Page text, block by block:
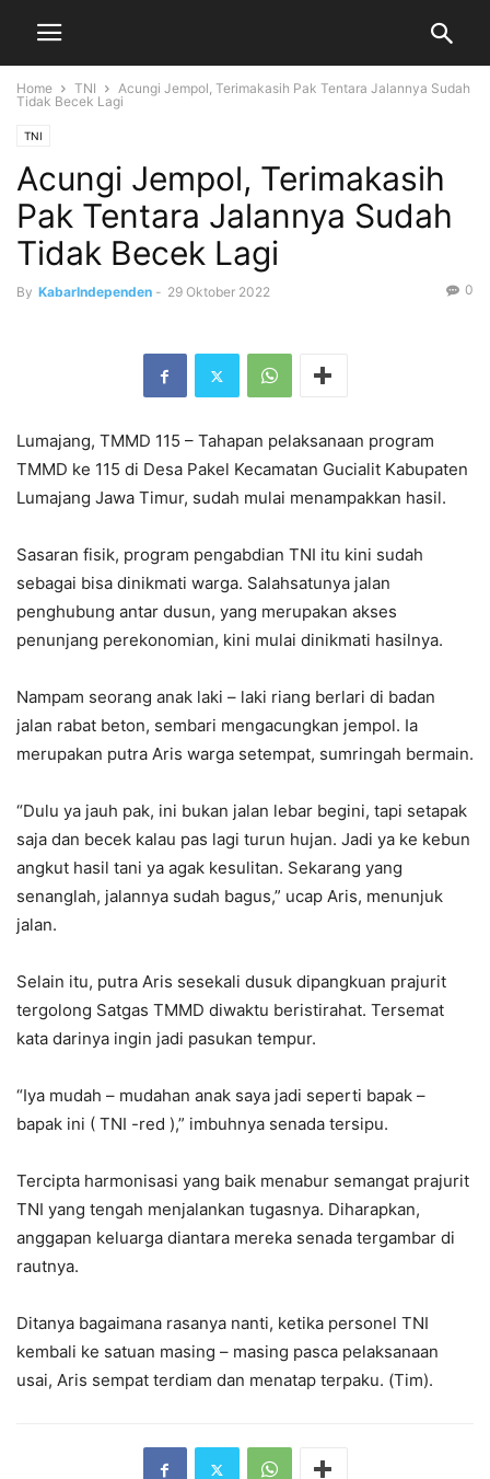
Home TNI
Acungi Jempol, Terimakasih Pak Tentara Jalannya Sudah
Tidak Becek Lagi
TNI
Acungi Jempol, Terimakasih
Pak Tentara Jalannya Sudah
Tidak Becek Lagi
By KabarIndependen - 29 Oktober 2022 0
Lumajang, TMMD 115 – Tahapan pelaksanaan program
TMMD ke 115 di Desa Pakel Kecamatan Gucialit Kabupaten
Lumajang Jawa Timur, sudah mulai menampakkan hasil.
Sasaran fisik, program pengabdian TNI itu kini sudah
sebagai bisa dinikmati warga. Salahsatunya jalan
penghubung antar dusun, yang merupakan akses
penunjang perekonomian, kini mulai dinikmati hasilnya.
Nampam seorang anak laki – laki riang berlari di badan
jalan rabat beton, sembari mengacungkan jempol. Ia
merupakan putra Aris warga setempat, sumringah bermain.
“Dulu ya jauh pak, ini bukan jalan lebar begini, tapi setapak
saja dan becek kalau pas lagi turun hujan. Jadi ya ke kebun
angkut hasil tani ya agak kesulitan. Sekarang yang
senanglah, jalannya sudah bagus,” ucap Aris, menunjuk
jalan.
Selain itu, putra Aris sesekali dusuk dipangkuan prajurit
tergolong Satgas TMMD diwaktu beristirahat. Tersemat
kata darinya ingin jadi pasukan tempur.
“Iya mudah – mudahan anak saya jadi seperti bapak –
bapak ini ( TNI -red ),” imbuhnya senada tersipu.
Tercipta harmonisasi yang baik menabur semangat prajurit
TNI yang tengah menjalankan tugasnya. Diharapkan,
anggapan keluarga diantara mereka senada tergambar di
rautnya.
Ditanya bagaimana rasanya nanti, ketika personel TNI
kembali ke satuan masing – masing pasca pelaksanaan
usai, Aris sempat terdiam dan menatap terpaku. (Tim).